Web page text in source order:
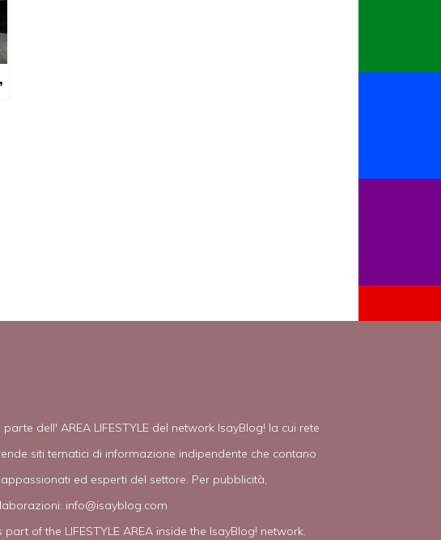
dell' AREA LIFESTYLE del network IsayBlog! la cui rete
siti tematici di informazione indipendente che contano
ed esperti del settore. Per pubblicità,
info@isayblog.com
of the LIFESTYLE AREA inside the IsayBlog! network.